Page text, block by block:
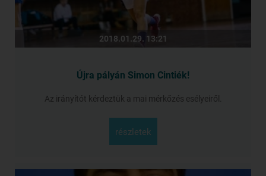
2018.01.29. 13:21
Újra pályán Simon Cintiék!
Az irányítót kérdeztük a mai mérkőzés esélyeiről.
részletek